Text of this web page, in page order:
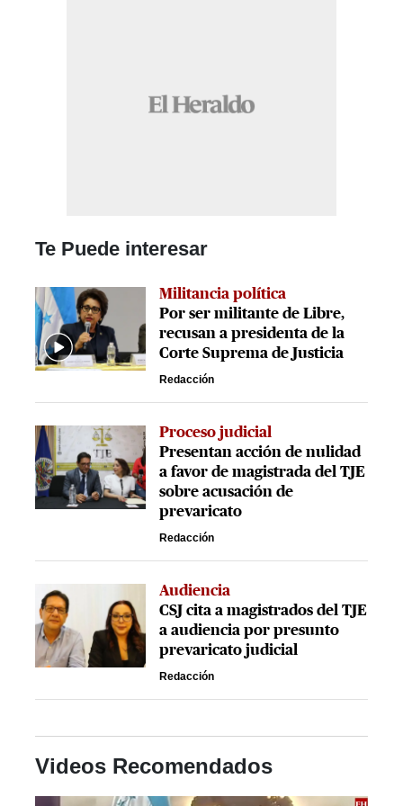
Te Puede interesar
Militancia política
Por ser militante de Libre,
recusan a presidenta de la
Corte Suprema de Justicia
Redacción
Proceso judicial
Presentan acción de nulidad
a favor de magistrada del TJE
sobre acusación de
prevaricato
Redacción
Audiencia
CSJ cita a magistrados del TJE
a audiencia por presunto
prevaricato judicial
Redacción
Videos Recomendados